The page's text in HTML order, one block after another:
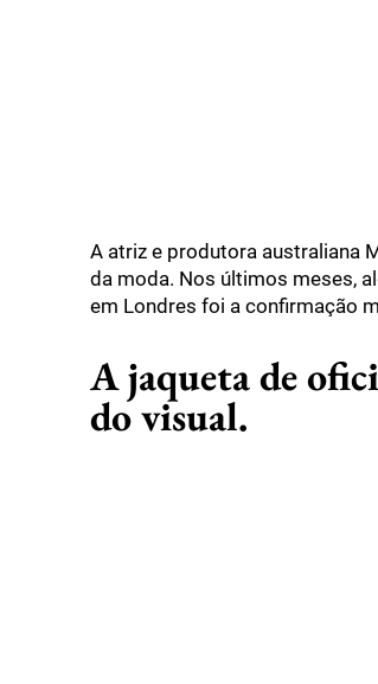
A atriz e produtora australiana
da moda. Nos últimos meses,
em Londres foi a confirmação
A jaqueta de
do visual.